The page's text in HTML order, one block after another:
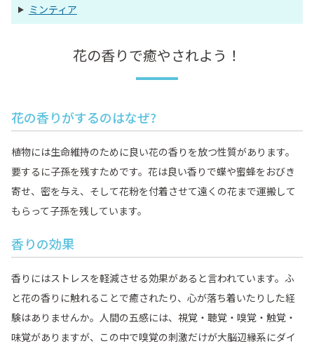
ミンティア
花の香りで癒やされよう！
花の香りがするのはなぜ?
植物には生命維持のために良い花の香りを放つ性質があります。
要するに子孫を残すためです。花は良い香りで蝶や蜜蜂をおびき
寄せ、密を与え、そして花粉を付着させて遠くの花まで運搬して
もらって子孫を残しています。
香りの効果
香りにはストレスを軽減させる効果があると言われています。ふ
と花の香りに触れることで癒されたり、心が落ち着いたりした経
験はありませんか。人間の五感には、視覚・聴覚・嗅覚・触覚・
味覚がありますが、この中で嗅覚の刺激だけが大脳辺縁系にダイ